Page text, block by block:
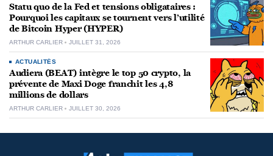
Statu quo de la Fed et tensions obligataires :
Pourquoi les capitaux se tournent vers l’utilité
de Bitcoin Hyper (HYPER)
ARTHUR CARLIER JUILLET 31, 2026
ACTUALITÉS
Audiera (BEAT) intègre le top 50 crypto, la
prévente de Maxi Doge franchit les 4,8
millions de dollars
ARTHUR CARLIER JUILLET 30, 2026